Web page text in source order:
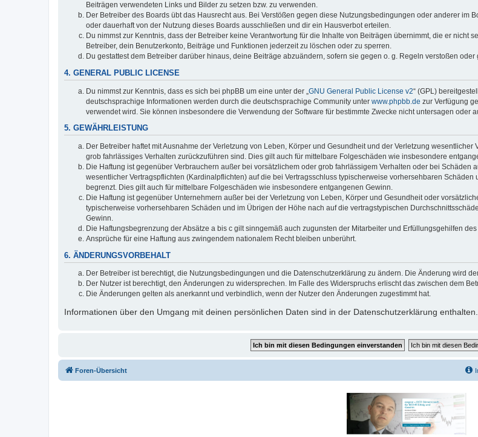
Beiträgen verwendeten Links und Bilder zu setzen bzw. zu verwenden.
Der Betreiber des Boards übt das Hausrecht aus. Bei Verstößen gegen diese Nutzungsbedingungen oder anderer im
oder dauerhaft von der Nutzung dieses Boards ausschließen und dir ein Hausverbot erteilen.
Du nimmst zur Kenntnis, dass der Betreiber keine Verantwortung für die Inhalte von Beiträgen übernimmt, die er nicht
Betreiber, dein Benutzerkonto, Beiträge und Funktionen jederzeit zu löschen oder zu sperren.
Du gestattest dem Betreiber darüber hinaus, deine Beiträge abzuändern, sofern sie gegen o. g. Regeln verstoßen
4. GENERAL PUBLIC LICENSE
Du nimmst zur Kenntnis, dass es sich bei phpBB um eine unter der „ GNU General Public License v2“ (GPL)
deutschsprachige Informationen werden durch die deutschsprachige Community unter www.phpbb.de zur Verfügung
verwendet wird. Sie können insbesondere die Verwendung der Software für bestimmte Zwecke nicht untersagen oder
5. GEWÄHRLEISTUNG
Der Betreiber haftet mit Ausnahme der Verletzung von Leben, Körper und Gesundheit und der Verletzung
grob fahrlässiges Verhalten zurückzuführen sind. Dies gilt auch für mittelbare Folgeschäden wie insbesondere
Die Haftung ist gegenüber Verbrauchern außer bei vorsätzlichem oder grob fahrlässigem Verhalten oder bei Schäden
wesentlicher Vertragspflichten (Kardinalpflichten) auf die bei Vertragsschluss typischerweise vorhersehbaren
begrenzt. Dies gilt auch für mittelbare Folgeschäden wie insbesondere entgangenen Gewinn.
Die Haftung ist gegenüber Unternehmern außer bei der Verletzung von Leben, Körper und Gesundheit oder
typischerweise vorhersehbaren Schäden und im Übrigen der Höhe nach auf die vertragstypischen
Gewinn.
Die Haftungsbegrenzung der Absätze a bis c gilt sinngemäß auch zugunsten der Mitarbeiter und Erfüllungsgehilfen
Ansprüche für eine Haftung aus zwingendem nationalem Recht bleiben unberührt.
6. ÄNDERUNGSVORBEHALT
Der Betreiber ist berechtigt, die Nutzungsbedingungen und die Datenschutzerklärung zu ändern. Die Änderung wird
Der Nutzer ist berechtigt, den Änderungen zu widersprechen. Im Falle des Widerspruchs erlischt das zwischen dem
Die Änderungen gelten als anerkannt und verbindlich, wenn der Nutzer den Änderungen zugestimmt hat.
Informationen über den Umgang mit deinen persönlichen Daten sind in der Datenschutzerklärung enthalten.
Foren-Übersicht